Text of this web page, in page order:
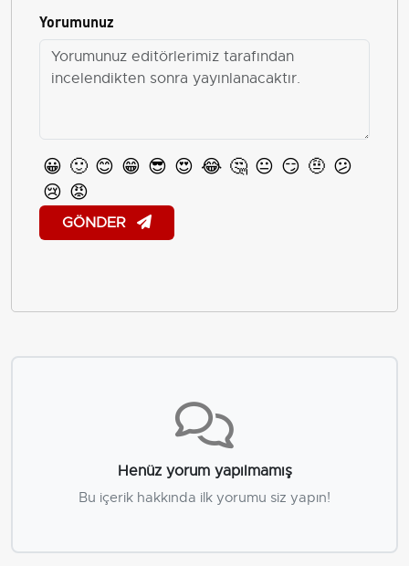
Yorumunuz
😀 🙂 😊 😁 😎 😍 😂 🤔 😐 😏 🤨 😕
😢 😡
GÖNDER
Henüz yorum yapılmamış
Bu içerik hakkında ilk yorumu siz yapın!